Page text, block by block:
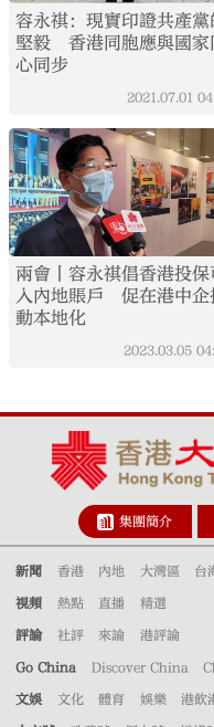
容永祺：現實印證共產黨
堅毅 香港同胞應與國家
心同步
2021.07.01
兩會丨容永祺倡香港投保
入內地賬戶 促在港中企
動本地化
2023.03.05
集團簡介
新聞 香港 內地 大灣區 台
視頻 熱點 直播 精選
評論 社評 來論 港評論
Go China Discover China
文娛 文化 體育 娛樂 港飲